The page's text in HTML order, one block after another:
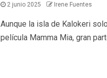
2 junio 2025 Irene Fuentes
Aunque la isla de Kalokeri
película Mamma Mia, gran